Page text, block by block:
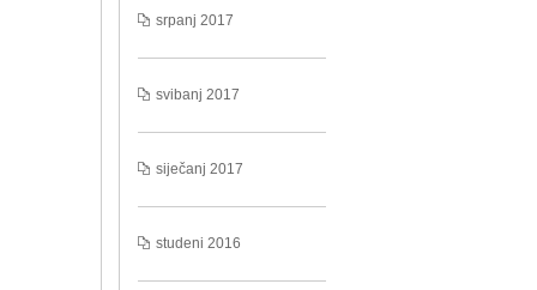
srpanj 2017
svibanj 2017
siječanj 2017
studeni 2016